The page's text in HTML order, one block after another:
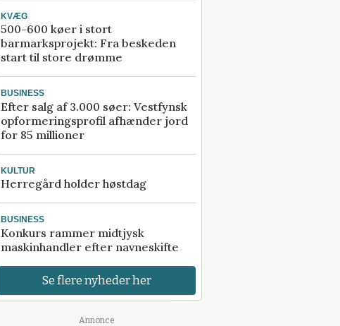
KVÆG
500-600 køer i stort
barmarksprojekt: Fra beskeden
start til store drømme
BUSINESS
Efter salg af 3.000 søer: Vestfynsk
opformeringsprofil afhænder jord
for 85 millioner
KULTUR
Herregård holder høstdag
BUSINESS
Konkurs rammer midtjysk
maskinhandler efter navneskifte
Se flere nyheder her
Annonce